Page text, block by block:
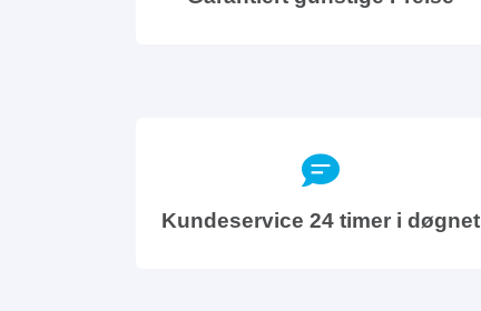
Kundeservice 24 timer i døgnet